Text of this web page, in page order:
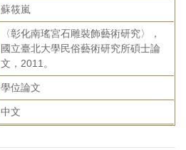
蘇筱嵐
〈彰化南瑤宮石雕裝飾藝術研究〉，
國立臺北大學民俗藝術研究所碩士論
文，2011。
學位論文
中文